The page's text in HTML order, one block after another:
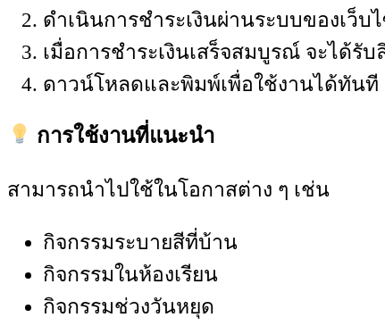
ดำเนินการชำระเงินผ่านระบบของเว็บ
เมื่อการชำระเงินเสร็จสมบูรณ์ จะได้รั
ดาวน์โหลดและพิมพ์เพื่อใช้งานได้ทันที
การใช้งานที่แนะนำ
สามารถนำไปใช้ในโอกาสต่าง ๆ เช่น
กิจกรรมระบายสีที่บ้าน
กิจกรรมในห้องเรียน
กิจกรรมช่วงวันหยุด